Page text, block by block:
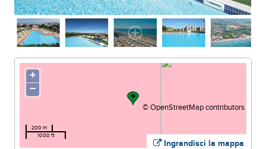
SPIAGGIA DI SAN VINCENZO
Ingrandisci la mappa
+
−
©OpenStreetMapcontributors
200 m
1000 ft